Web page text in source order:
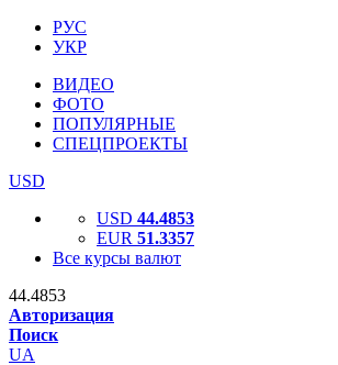
РУС
УКР
ВИДЕО
ФОТО
ПОПУЛЯРНЫЕ
СПЕЦПРОЕКТЫ
USD
USD 44.4853
EUR 51.3357
Все курсы валют
44.4853
Авторизация
Поиск
UA